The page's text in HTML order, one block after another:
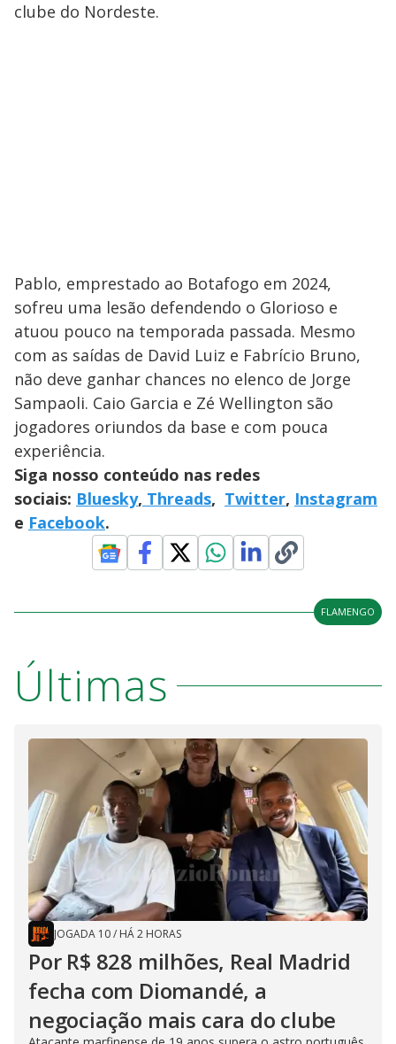
clube do Nordeste.
Pablo, emprestado ao Botafogo em 2024,
sofreu uma lesão defendendo o Glorioso e
atuou pouco na temporada passada. Mesmo
com as saídas de David Luiz e Fabrício Bruno,
não deve ganhar chances no elenco de Jorge
Sampaoli. Caio Garcia e Zé Wellington são
jogadores oriundos da base e com pouca
experiência.
Siga nosso conteúdo nas redes
sociais: Bluesky, Threads, Twitter, Instagram
e Facebook.
FLAMENGO
Últimas
JOGADA 10/ HÁ 2 HORAS
Por R$ 828 milhões, Real Madrid
fecha com Diomandé, a
negociação mais cara do clube